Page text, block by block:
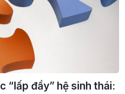
“lấp đầy” hệ sinh thái: